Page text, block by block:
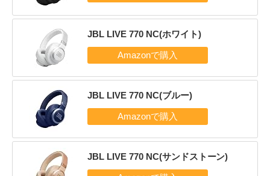
JBL LIVE 770 NC(ホワイト)
JBL LIVE 770 NC(ブルー)
JBL LIVE 770 NC(サンドストーン)